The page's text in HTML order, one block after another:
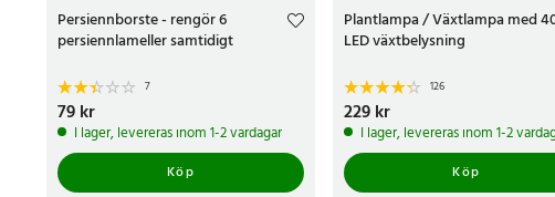
Persiennborste - rengör 6
persiennlameller samtidigt
7
Pris:79 kr
79 kr
I lager, levereras inom 1-2 vardagar
Köp
Plantlampa / Växtlampa med
LED växtbelysning
126
Pris:229 kr
229 kr
I lager, levereras inom 1-2
Köp